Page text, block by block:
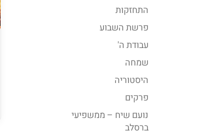
התחזקות
פרשת השבוע
עבודת ה'
שמחה
היסטוריה
פרקים
נועם שיח – ממשפיעי
ברסלב